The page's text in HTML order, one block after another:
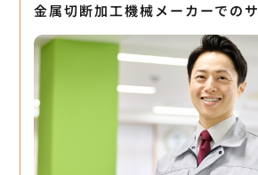
金属切断加工機械メーカーでの